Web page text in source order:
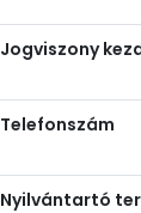
Jogviszony
Telefonszám
Nyilvántartó